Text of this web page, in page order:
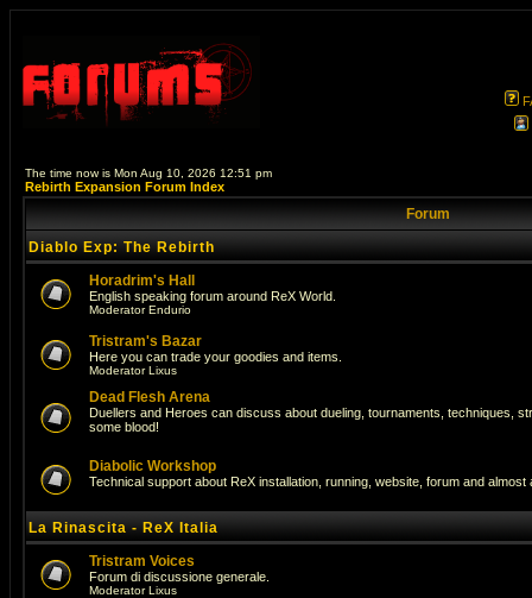
The time now is Mon Aug 10, 2026 12:51 pm
Rebirth Expansion Forum Index
Forum
Diablo Exp: The Rebirth
Horadrim's Hall
English speaking forum around ReX World.
ModeratorEndurio
Tristram's Bazar
Here you can trade your goodies and items.
ModeratorLixus
Dead Flesh Arena
Duellers and Heroes can discuss about dueling, tournaments, techniques,
some blood!
Diabolic Workshop
Technical support about ReX installation, running, website, forum and
La Rinascita - ReX Italia
Tristram Voices
Forum di discussione generale.
ModeratorLixus